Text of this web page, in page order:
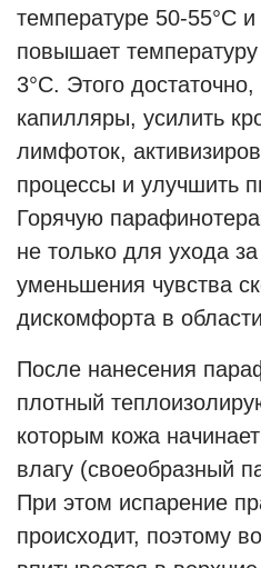
температуре 50-55°C
повышает
3°C. Этого
капилляры, усилить
лимфоток,
процессы и улучшить
Горячую
не только для ухода
уменьшения чувства
дискомфорта в
После нанесения
плотный
которым кожа
влагу (своеобразный
При этом испарение
происходит, поэтому